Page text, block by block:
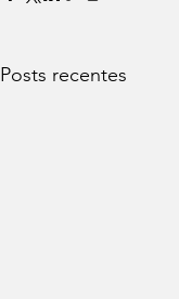
Posts recentes